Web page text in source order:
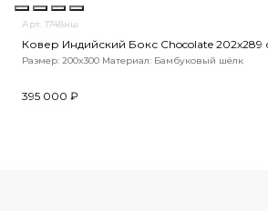
Арт. 1748нш
Ковер Индийский Бокс Chocolate 202x289
Размер: 200x300 Материал: Бамбуковый шёлк
395 000 ₽